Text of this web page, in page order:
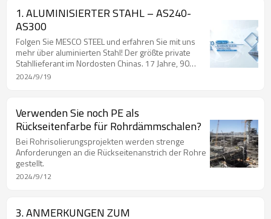
Export Union. Chinas Top-20-Lieferanten für
beschichteten Stahl im Jahr 2019. Chinas Top-100-
Lieferanten für Stahl im Jahr 2020. Chinas Top-30-
Lieferanten für beschichteten Stahl im Jahr 2021.
1. ALUMINISIERTER STAHL – AS240-
AS300
Folgen Sie MESCO STEEL und erfahren Sie mit uns
mehr über aluminierten Stahl! Der größte private
Stahllieferant im Nordosten Chinas. 17 Jahre, 90
Länder, über 700 Kunden im In- und Ausland! Kein
Export Union. Chinas Top-20-Lieferanten für
beschichteten Stahl im Jahr 2019. Chinas Top-100-
Lieferanten für Stahl im Jahr 2020. Chinas Top-30-
Lieferanten für beschichteten Stahl im Jahr 2021.
2024/9/19
Verwenden Sie noch PE als
Rückseitenfarbe für Rohrdämmschalen?
Bei Rohrisolierungsprojekten werden strenge
Anforderungen an die Rückseitenanstrich der Rohre
gestellt.
2024/9/12
3. ANMERKUNGEN ZUM